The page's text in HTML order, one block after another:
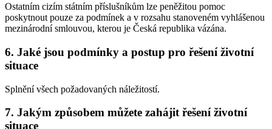
Ostatním cizím státním příslušníkům lze peněžitou pomoc
poskytnout pouze za podmínek a v rozsahu stanoveném vyhlášenou
mezinárodní smlouvou, kterou je Česká republika vázána.
6. Jaké jsou podmínky a postup pro řešení životní
situace
Splnění všech požadovaných náležitostí.
7. Jakým způsobem můžete zahájit řešení životní
situace